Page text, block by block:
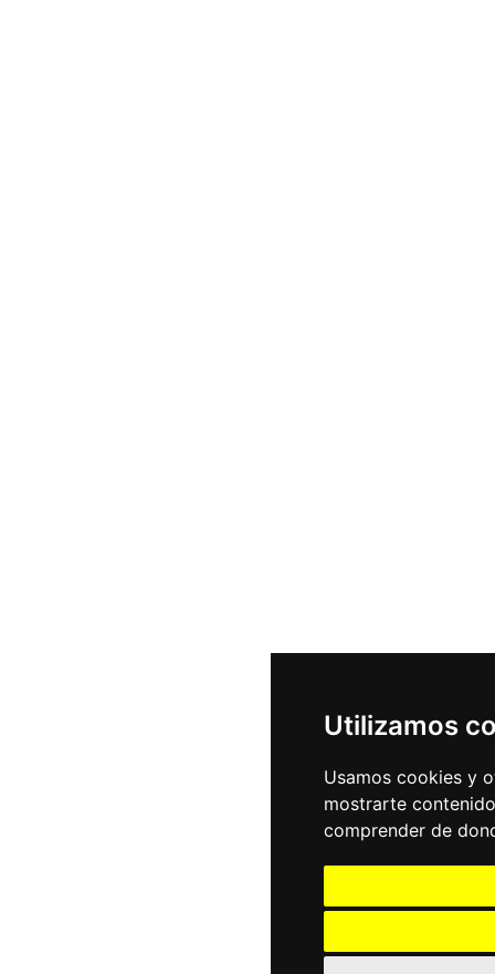
Utilizamos
Usamos cookies y
mostrarte
comprender de